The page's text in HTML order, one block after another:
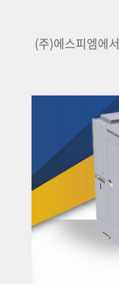
(주)에스피엠에